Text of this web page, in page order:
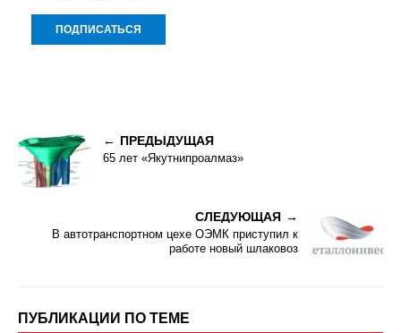
ПРЕДЫДУЩАЯ
65 лет «Якутнипроалмаз»
СЛЕДУЮЩАЯ
В автотранспортном цехе ОЭМК приступил к
работе новый шлаковоз
ПУБЛИКАЦИИ ПО ТЕМЕ